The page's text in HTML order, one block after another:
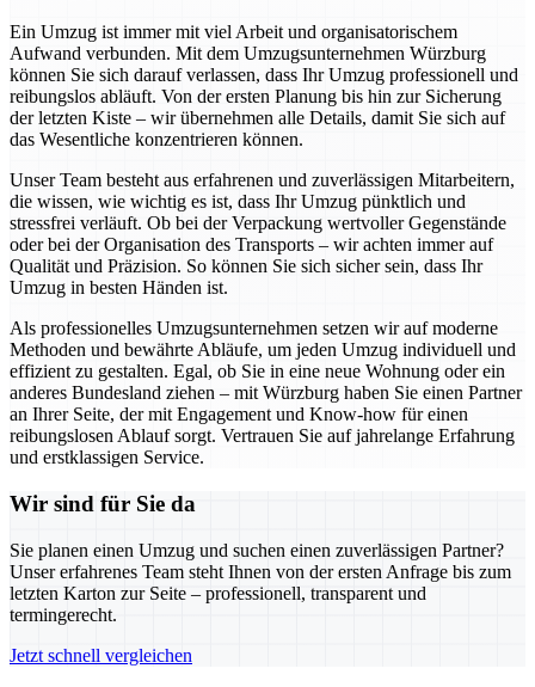
Ein Umzug ist immer mit viel Arbeit und organisatorischem
Aufwand verbunden. Mit dem Umzugsunternehmen Würzburg
können Sie sich darauf verlassen, dass Ihr Umzug professionell und
reibungslos abläuft. Von der ersten Planung bis hin zur Sicherung
der letzten Kiste – wir übernehmen alle Details, damit Sie sich auf
das Wesentliche konzentrieren können.
Unser Team besteht aus erfahrenen und zuverlässigen Mitarbeitern,
die wissen, wie wichtig es ist, dass Ihr Umzug pünktlich und
stressfrei verläuft. Ob bei der Verpackung wertvoller Gegenstände
oder bei der Organisation des Transports – wir achten immer auf
Qualität und Präzision. So können Sie sich sicher sein, dass Ihr
Umzug in besten Händen ist.
Als professionelles Umzugsunternehmen setzen wir auf moderne
Methoden und bewährte Abläufe, um jeden Umzug individuell und
effizient zu gestalten. Egal, ob Sie in eine neue Wohnung oder ein
anderes Bundesland ziehen – mit Würzburg haben Sie einen Partner
an Ihrer Seite, der mit Engagement und Know-how für einen
reibungslosen Ablauf sorgt. Vertrauen Sie auf jahrelange Erfahrung
und erstklassigen Service.
Wir sind für Sie da
Sie planen einen Umzug und suchen einen zuverlässigen Partner?
Unser erfahrenes Team steht Ihnen von der ersten Anfrage bis zum
letzten Karton zur Seite – professionell, transparent und
termingerecht.
Jetzt schnell vergleichen